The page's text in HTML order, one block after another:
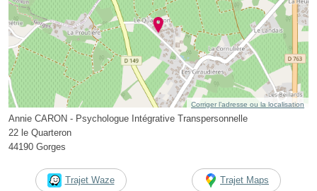
Corriger l’adresse ou la localisation
Annie CARON - Psychologue Intégrative Transpersonnelle
22 le Quarteron
44190 Gorges
Trajet Waze Trajet Maps